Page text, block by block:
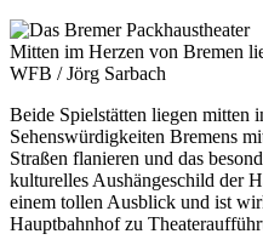
Mitten im Herzen von Bremen
WFB / Jörg Sarbach
Beide Spielstätten liegen mitten
Sehenswürdigkeiten Bremens
Straßen flanieren und das
kulturelles Aushängeschild der
einem tollen Ausblick und ist
Hauptbahnhof zu